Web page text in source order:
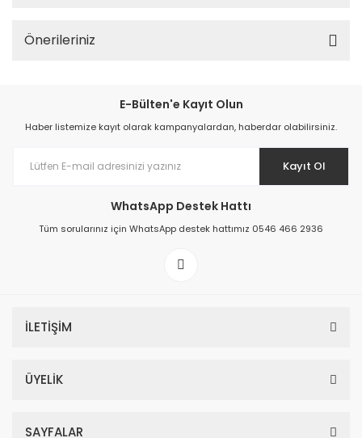
Önerileriniz
E-Bülten'e Kayıt Olun
Haber listemize kayıt olarak kampanyalardan, haberdar olabilirsiniz.
Kayıt Ol
WhatsApp Destek Hattı
Tüm sorularınız için WhatsApp destek hattımız 0546 466 2936
İLETİŞİM
ÜYELİK
SAYFALAR